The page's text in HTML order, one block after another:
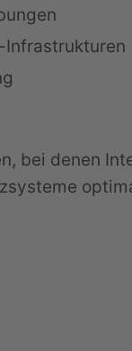
Infrastrukturen
bei denen